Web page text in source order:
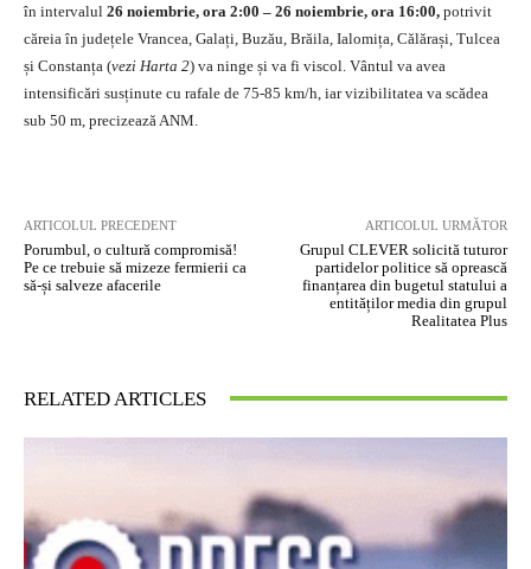
în intervalul 26 noiembrie, ora 2:00 – 26 noiembrie, ora 16:00, potrivit
căreia în județele Vrancea, Galați, Buzău, Brăila, Ialomița, Călărași, Tulcea
și Constanța (vezi Harta 2) va ninge și va fi viscol. Vântul va avea
intensificări susținute cu rafale de 75-85 km/h, iar vizibilitatea va scădea
sub 50 m, precizează ANM.
ARTICOLUL PRECEDENT
Porumbul, o cultură compromisă!
Pe ce trebuie să mizeze fermierii ca
să-și salveze afacerile
ARTICOLUL URMĂTOR
Grupul CLEVER solicită tuturor
partidelor politice să oprească
finanțarea din bugetul statului a
entităților media din grupul
Realitatea Plus
RELATED ARTICLES